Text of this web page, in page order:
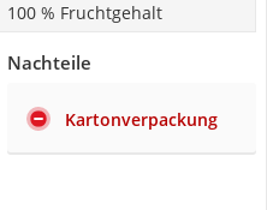
100 % Fruchtgehalt
Nachteile
Kartonverpackung